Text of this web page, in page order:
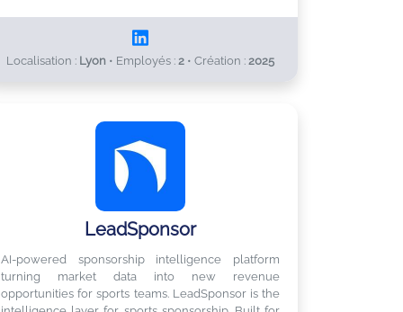
Localisation : Lyon • Employés : 2 • Création : 2025
LeadSponsor
AI-powered sponsorship intelligence platform
turning market data into new revenue
opportunities for sports teams. LeadSponsor is the